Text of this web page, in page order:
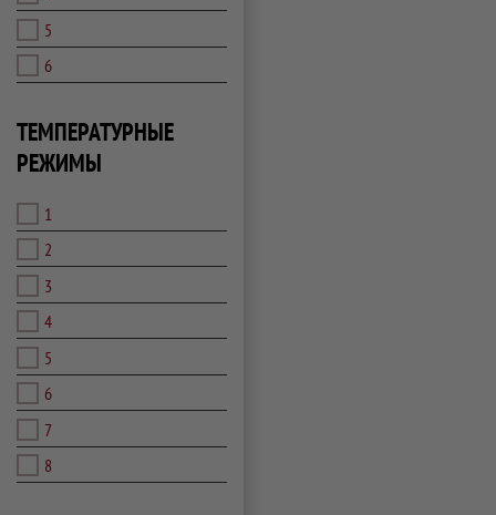
5
6
ТЕМПЕРАТУРНЫЕ
РЕЖИМЫ
1
2
3
4
5
6
7
8